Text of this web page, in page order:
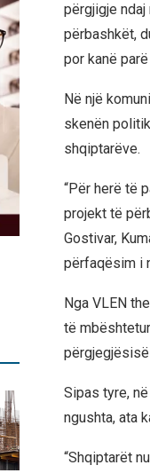
përgjigje
përbashkët,
por kanë
Në një
skenën
shqiptarëve.
“Për herë të
projekt të
Gostivar,
përfaqësim i
Nga VLEN
të
Sipas tyre,
ngushta, ata
“Shqiptarët